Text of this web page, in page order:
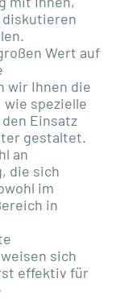
diskutieren
Wert auf
wir Ihnen die
spezielle
Einsatz
gestaltet.
an
die sich
im
in
sich
effektiv für